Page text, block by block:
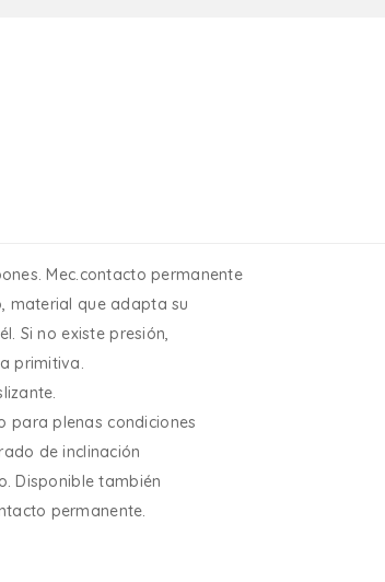
Mec.contacto permanente
material que adapta su
Si no existe presión,
primitiva.
para plenas condiciones
de inclinación
Disponible también
permanente.